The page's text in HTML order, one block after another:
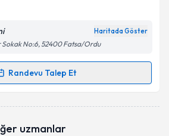
Haritada Göster
No:6, 52400 Fatsa/Ordu
Randevu Talep Et
Talebi
randevu almanız için bir takvim
uzmanlar